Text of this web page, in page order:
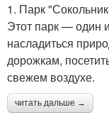
1. Парк
Этот парк — один
насладиться
дорожкам,
свежем воздухе.
читать дальше →